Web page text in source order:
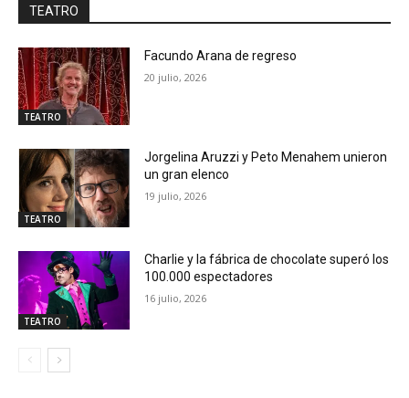
TEATRO
TEATRO
Facundo Arana de regreso
20 julio, 2026
TEATRO
Jorgelina Aruzzi y Peto Menahem unieron
un gran elenco
19 julio, 2026
TEATRO
Charlie y la fábrica de chocolate superó los
100.000 espectadores
16 julio, 2026